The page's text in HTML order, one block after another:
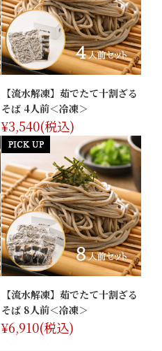
【流水解凍】茹でたて十割ざる
そば 4人前＜冷凍＞
¥3,540(税込)
【流水解凍】茹でたて十割ざる
そば 8人前＜冷凍＞
¥6,910(税込)